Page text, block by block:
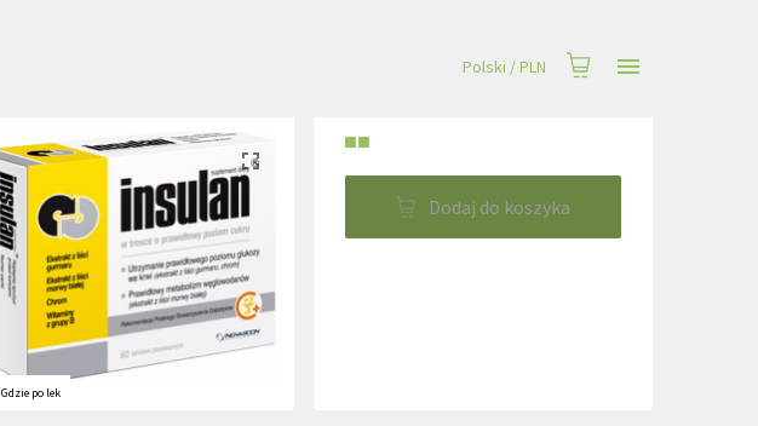
Polski /PLN
Gdzie po lek
■■
Dodaj do koszyka